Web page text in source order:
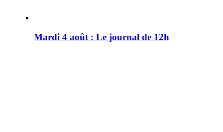
Mardi 4 août : Le journal de 12h